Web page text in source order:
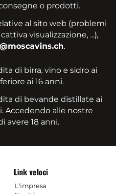
o prodotti.
al sito web (problemi
visualizzazione, ...),
.
di birra, vino e sidro ai
ai 16 anni.
di bevande distillate ai
Accedendo alle nostre
avere 18 anni.
Link veloci
L'impresa